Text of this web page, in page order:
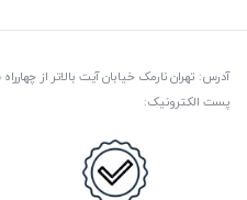
پست الکترونیک: